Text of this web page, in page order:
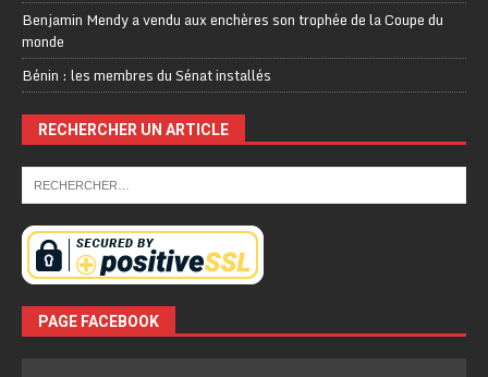
Benjamin Mendy a vendu aux enchères son trophée de la Coupe du
monde
Bénin : les membres du Sénat installés
RECHERCHER UN ARTICLE
PAGE FACEBOOK